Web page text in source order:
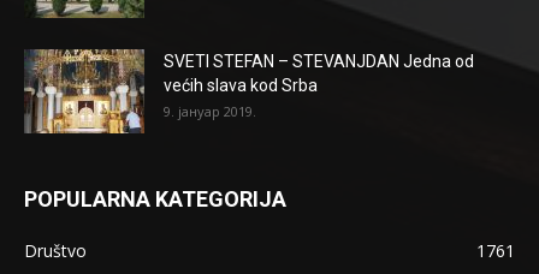
SVETI STEFAN – STEVANJDAN Jedna od
većih slava kod Srba
9. јануар 2019.
POPULARNA KATEGORIJA
Društvo
1761